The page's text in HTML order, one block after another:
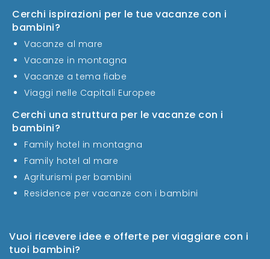
Vuoi ricevere idee e offerte per viaggiare con i
tuoi bambini?
Cerchi ispirazioni per le tue vacanze con i
bambini?
Vacanze al mare
Vacanze in montagna
Vacanze a tema fiabe
Viaggi nelle Capitali Europee
Cerchi una struttura per le vacanze con i
bambini?
Family hotel in montagna
Family hotel al mare
Agriturismi per bambini
Residence per vacanze con i bambini